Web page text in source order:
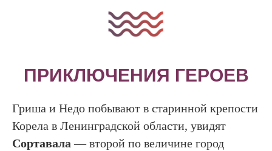
ПРИКЛЮЧЕНИЯ ГЕРОЕВ
Гриша и Недо побывают в старинной крепости
Корела в Ленинградской области, увидят
Сортавала — второй по величине город